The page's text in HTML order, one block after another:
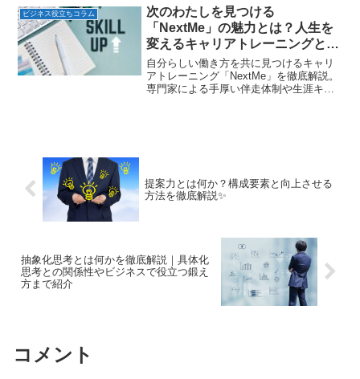
識と考え方を身につけることで、作業時
間は大幅に短縮されま...
ビジネス役立ちコラム
次のわたしを見つける
「NextMe」の魅力とは？人生を
変えるキャリアトレーニングと生
涯支援の実力
自分らしい働き方を共に見つけるキャリ
アトレーニング「NextMe」を徹底解説。
専門家による手厚い伴走体制や生涯キャ
提案力とは何か？構成要素と向上させる
方法を徹底解説✨
抽象化思考とは何かを徹底解説｜具体化
思考との関係性やビジネスで役立つ鍛え
方まで紹介
コメント